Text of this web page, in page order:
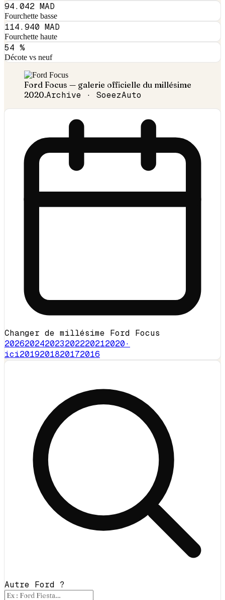
94.042 MAD
Fourchette basse
114.940 MAD
Fourchette haute
54 %
Décote vs neuf
Ford Focus — galerie officielle du millésime
2020.Archive · SoeezAuto
Changer de millésime Ford Focus
202620242023202220212020·
ici2019201820172016
Autre Ford ?